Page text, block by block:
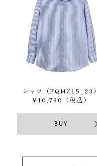
シャツ（FQMZ15_23）
¥10,780（税込）
BUY